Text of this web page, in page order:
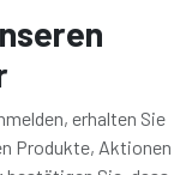
erhalten Sie
Produkte, Aktionen